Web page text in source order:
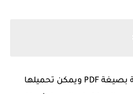
تم رفع القوائم الرسمية بصيغة PDF ويمكن تحميلها